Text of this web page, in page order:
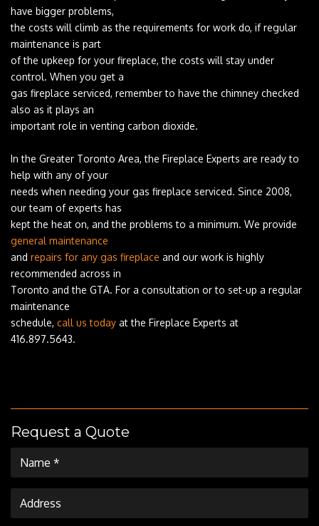
‌have‌ ‌bigger‌ ‌problems,‌ ‌
the‌ ‌costs‌ ‌will‌ ‌climb‌ ‌as‌ ‌the‌ ‌requirements‌ ‌for‌ ‌work‌ ‌do,‌ ‌if‌ ‌regular‌
‌maintenance‌ ‌is‌ ‌part‌ ‌
of‌ ‌the‌ ‌upkeep‌ ‌for‌ ‌your‌ ‌fireplace,‌ ‌the‌ ‌costs‌ ‌will‌ ‌stay‌ ‌under‌
‌control.‌ ‌When‌ ‌you‌ ‌get‌ ‌a‌ ‌
gas‌ ‌fireplace‌ ‌serviced,‌ ‌remember‌ ‌to‌ ‌have‌ ‌the‌ ‌chimney‌ ‌checked‌
‌also‌ ‌as‌ ‌it‌ ‌plays‌ ‌an‌ ‌
important‌ ‌role‌ ‌in‌ ‌venting‌ ‌carbon‌ ‌dioxide.‌ ‌
In‌ ‌the‌ ‌Greater‌ ‌Toronto‌ ‌Area,‌ ‌the‌ ‌Fireplace‌ ‌Experts‌ ‌are‌ ‌ready‌ ‌to‌
‌help‌ ‌with‌ ‌any‌ ‌of‌ ‌your‌ ‌
needs‌ ‌when‌ ‌needing‌ ‌your‌ ‌gas‌ ‌fireplace‌ ‌serviced.‌ ‌Since‌ ‌2008,‌
‌our‌ ‌team‌ ‌of‌ ‌experts‌ ‌has‌ ‌
kept‌ ‌the‌ ‌heat‌ ‌on,‌ ‌and‌ ‌the‌ ‌problems‌ ‌to‌ ‌a‌ ‌minimum.‌ ‌We‌ ‌provide‌
general‌ ‌maintenance‌
and‌ ‌ repairs‌ ‌for‌ ‌any‌ ‌gas‌ ‌fireplace‌ ‌and‌ ‌our‌ ‌work‌ ‌is‌ ‌highly‌
‌recommended‌ ‌across‌ ‌in‌ ‌
Toronto‌ ‌and‌ ‌the‌ ‌GTA.‌ ‌For‌ ‌a‌ ‌consultation‌ ‌or‌ ‌to‌ ‌set-up‌ ‌a‌ ‌regular‌
‌maintenance‌ ‌
schedule,‌ ‌ call‌ ‌us‌ ‌today‌ ‌at‌ ‌the‌ ‌Fireplace‌ ‌Experts‌ ‌at‌
‌416.897.5643. ‌ ‌
Request a Quote